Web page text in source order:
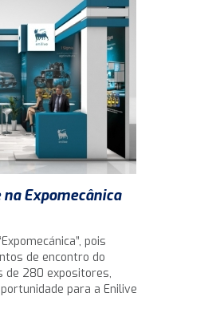
Expomecânica
pois
de encontro do
de 280 expositores,
para a Enilive